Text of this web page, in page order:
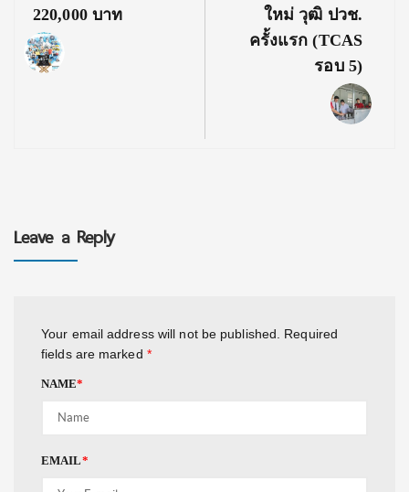
220,000 บาท
ใหม่ วุฒิ ปวช.
ครั้งแรก (TCAS
รอบ 5)
Leave a Reply
Your email address will not be published.
Required
fields are marked *
NAME*
EMAIL*